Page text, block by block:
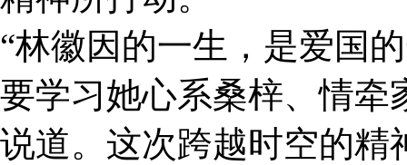
“林徽因的一生，是爱国
要学习她心系桑梓、情牵
说道。这次跨越时空的精